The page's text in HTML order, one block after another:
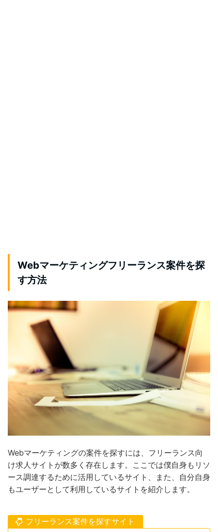
Webマーケティングフリーランス案件を探
す方法
Webマーケティングの案件を探すには、フリーランス向
け求人サイトが数多く存在します。ここでは僕自身もリソ
ース調達するために活用しているサイト、また、自分自身
もユーザーとして利用しているサイトを紹介します。
フリーランス案件を探すサイト